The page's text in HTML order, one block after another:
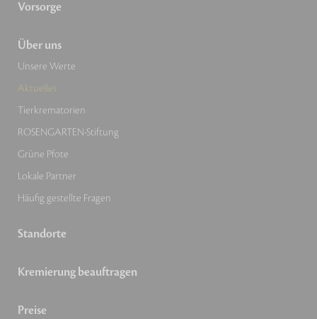
Vorsorge
Über uns
Unsere Werte
Aktuelles
Tierkrematorien
ROSENGARTEN-Stiftung
Grüne Pfote
Lokale Partner
Häufig gestellte Fragen
Standorte
Kremierung beauftragen
Preise